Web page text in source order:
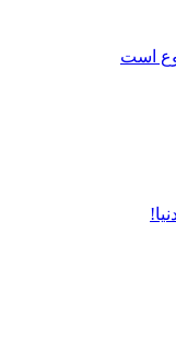
است